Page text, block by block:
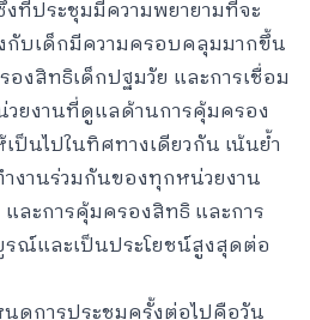
งที่ประชุมมีความพยายามที่จะ
กับเด็กมีความครอบคลุมมากขึ้น
องสิทธิเด็กปฐมวัย และการเชื่อม
วยงานที่ดูแลด้านการคุ้มครอง
ป็นไปในทิศทางเดียวกัน เน้นย้ำ
งานร่วมกันของทุกหน่วยงาน
ละการคุ้มครองสิทธิ และการ
ณ์และเป็นประโยชน์สูงสุดต่อ